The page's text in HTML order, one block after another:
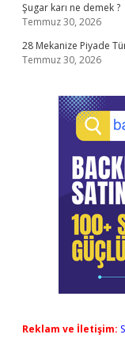
Şugar karı ne demek ?
Temmuz 30, 2026
28 Mekanize Piyade
Temmuz 30, 2026
Reklam ve İletişim: